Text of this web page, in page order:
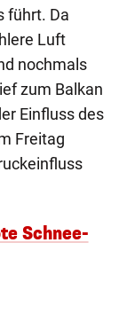
führt. Da
Luft
nochmals
zum Balkan
Einfluss des
Freitag
Schnee-